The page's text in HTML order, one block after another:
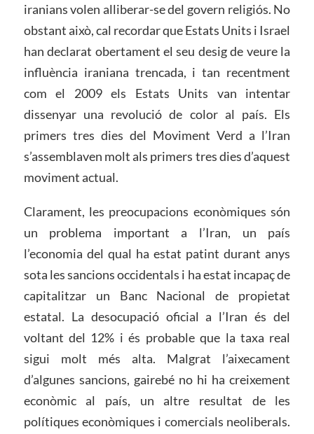
iranians volen alliberar-se del govern religiós. No
obstant això, cal recordar que Estats Units i Israel
han declarat obertament el seu desig de veure la
influència iraniana trencada, i tan recentment
com el 2009 els Estats Units van intentar
dissenyar una revolució de color al país. Els
primers tres dies del Moviment Verd a l’Iran
s’assemblaven molt als primers tres dies d’aquest
moviment actual.
Clarament, les preocupacions econòmiques són
un problema important a l’Iran, un país
l’economia del qual ha estat patint durant anys
sota les sancions occidentals i ha estat incapaç de
capitalitzar un Banc Nacional de propietat
estatal. La desocupació oficial a l’Iran és del
voltant del 12% i és probable que la taxa real
sigui molt més alta. Malgrat l’aixecament
d’algunes sancions, gairebé no hi ha creixement
econòmic al país, un altre resultat de les
polítiques econòmiques i comercials neoliberals.